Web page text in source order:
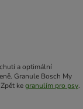
a optimální
Granule Bosch My
kegranulím pro psy.